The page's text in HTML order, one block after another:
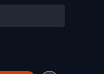
z oryginalnej ceny